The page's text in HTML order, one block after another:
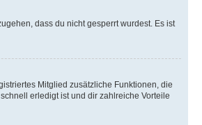
dass du nicht gesperrt wurdest. Es ist
Mitglied zusätzliche Funktionen, die
erledigt ist und dir zahlreiche Vorteile